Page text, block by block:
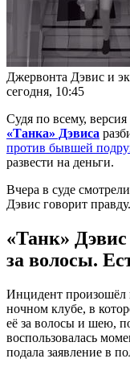
Джервонта Дэвис и
сегодня, 10:45
Судя по всему, версия
«Танка» Дэвиса
против бывшей
развести на деньги.
Вчера в суде
Дэвис говорит правду.
«Танк»
за волосы.
Инцидент произошёл
ночном клубе, в
её за волосы и шею,
воспользовалась
подала заявление в